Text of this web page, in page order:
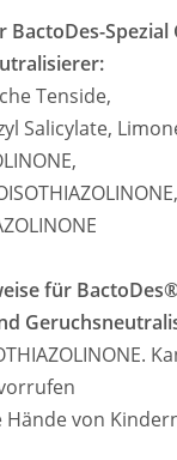
Spezial
Tenside,
Salicylate,
für
von